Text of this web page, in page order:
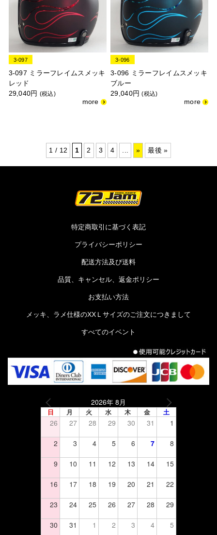
3-097
3-097 ミラーフレイムスメッキ
レッド
29,040円 (税込)
3-096
3-096 ミラーフレイムスメッキ
ブルー
29,040円(税込)
1 / 12 1 2 3 4 » 最後 »
特定商取引に基づく表記
プライバシーポリシー
配送方法及び送料
品質、キャンセル、返金ポリシー
お支払い方法
メッキ、ラメ仕様のXXＬサイズのご注文につきまして
すべてのイベント
2026年 8月
日 月 火 水 木 金 土
26 27 28 29 30 31 1
2 3 4 5 6 7 8
9 10 11 12 13 14 15
16 17 18 19 20 21 22
23 24 25 26 27 28 29
30 31 1 2 3 4 5